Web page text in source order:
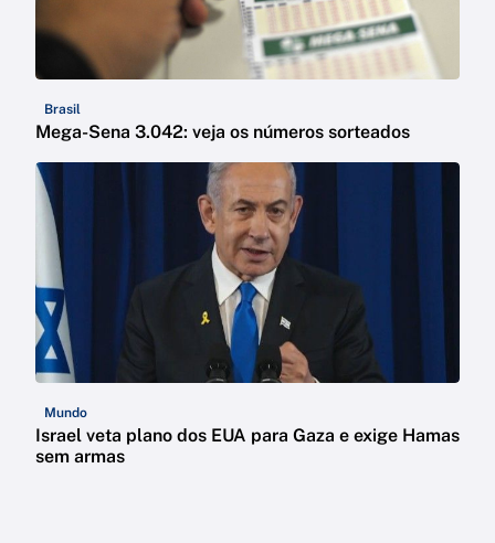
Brasil
Mega-Sena 3.042: veja os números sorteados
Mundo
Israel veta plano dos EUA para Gaza e exige Hamas
sem armas